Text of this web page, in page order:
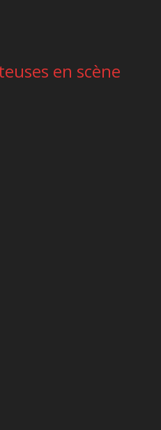
en scène